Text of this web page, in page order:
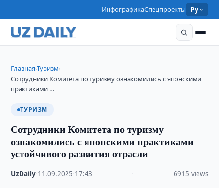
ИнфографикаСпецпроекты Ру
Главная›Туризм›
Сотрудники Комитета по туризму ознакомились с японскими
практиками …
ТУРИЗМ
Сотрудники Комитета по туризму
ознакомились с японскими практиками
устойчивого развития отрасли
UzDaily 11.09.2025 17:43 6915 views